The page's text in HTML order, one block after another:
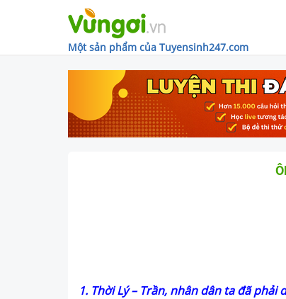
Một sản phẩm của Tuyensinh247.com
1. Thời Lý – Trần, nhân dân ta đã